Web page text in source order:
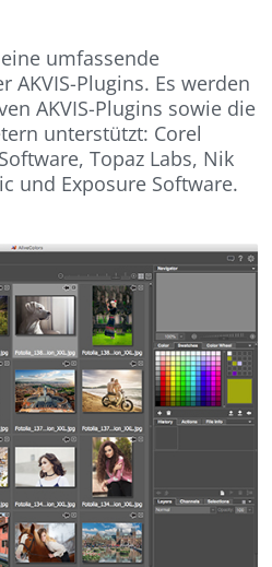
umfassende
AKVIS-Plugins. Es werden
AKVIS-Plugins sowie die
unterstützt: Corel
Topaz Labs, Nik
und Exposure Software.